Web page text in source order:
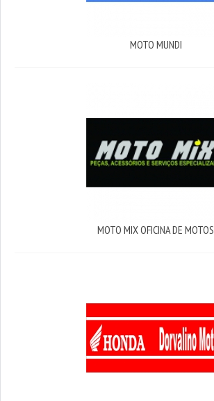
MOTO MUNDI
MOTO MIX OFICINA DE MOTOS